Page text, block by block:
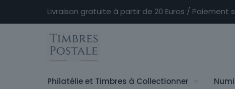
Livraison gratuite à partir de 20 Euros / Paiement
Philatélie et Timbres à Collectionner